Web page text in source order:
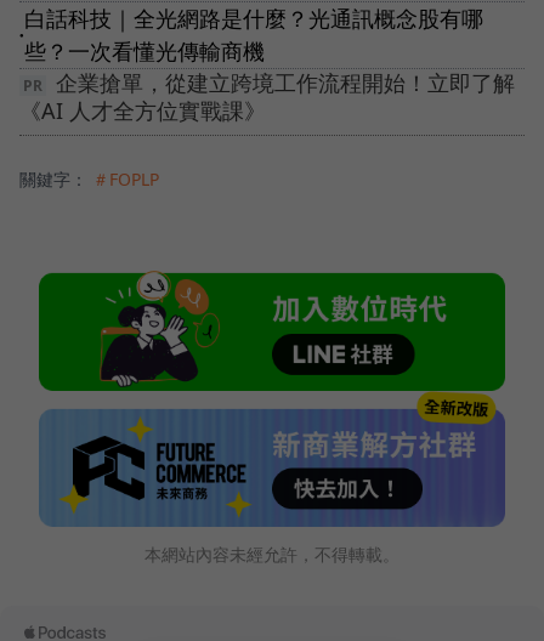
●
白話科技｜全光網路是什麼？光通訊概念股有哪
些？一次看懂光傳輸商機
企業搶單，從建立跨境工作流程開始！立即了解
《AI 人才全方位實戰課》
關鍵字： ＃FOPLP
本網站內容未經允許，不得轉載。